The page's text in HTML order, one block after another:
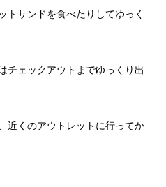
トサンドを食べたりしてゆっく
チェックアウトまでゆっくり出
近くのアウトレットに行ってか